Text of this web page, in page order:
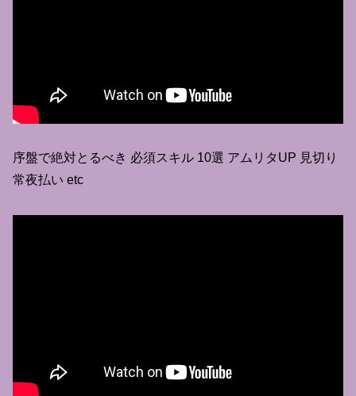
序盤で絶対とるべき 必須スキル 10選 アムリタUP 見切り
常夜払い etc